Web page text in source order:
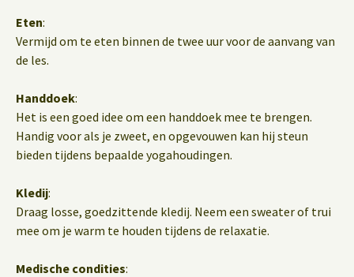
Eten:
Vermijd om te eten binnen de twee uur voor de aanvang van
de les.
Handdoek:
Het is een goed idee om een handdoek mee te brengen.
Handig voor als je zweet, en opgevouwen kan hij steun
bieden tijdens bepaalde yogahoudingen.
Kledij:
Draag losse, goedzittende kledij. Neem een sweater of trui
mee om je warm te houden tijdens de relaxatie.
Medische condities: